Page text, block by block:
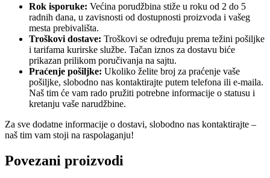
Rok isporuke: Većina porudžbina stiže u roku od 2 do 5
radnih dana, u zavisnosti od dostupnosti proizvoda i vašeg
mesta prebivališta.
Troškovi dostave: Troškovi se određuju prema težini pošiljke
i tarifama kurirske službe. Tačan iznos za dostavu biće
prikazan prilikom poručivanja na sajtu.
Praćenje pošiljke: Ukoliko želite broj za praćenje vaše
pošiljke, slobodno nas kontaktirajte putem telefona ili e-maila.
Naš tim će vam rado pružiti potrebne informacije o statusu i
kretanju vaše narudžbine.
Za sve dodatne informacije o dostavi, slobodno nas kontaktirajte –
naš tim vam stoji na raspolaganju!
Povezani proizvodi